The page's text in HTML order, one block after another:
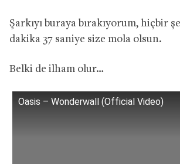
Şarkıyı buraya bırakıyorum, hiçbir
dakika 37 saniye size mola olsun.
Belki de ilham olur…
Oasis – Wonderwall (Official Video)